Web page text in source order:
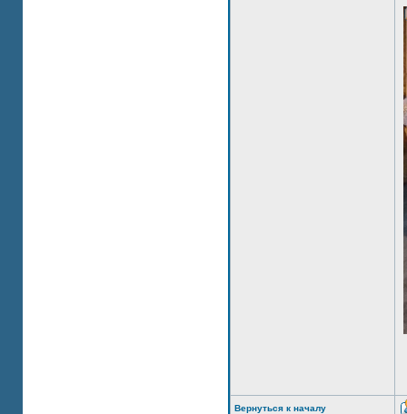
Вернуться к началу